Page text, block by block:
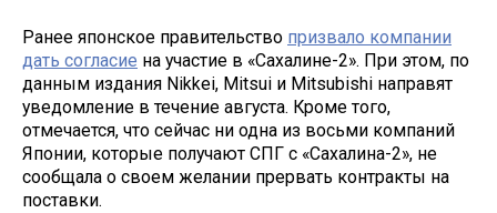
Ранее японское правительство призвало компании
дать согласие на участие в «Сахалине-2». При этом, по
данным издания Nikkei, Mitsui и Mitsubishi направят
уведомление в течение августа. Кроме того,
отмечается, что сейчас ни одна из восьми компаний
Японии, которые получают СПГ с «Сахалина-2», не
сообщала о своем желании прервать контракты на
поставки.